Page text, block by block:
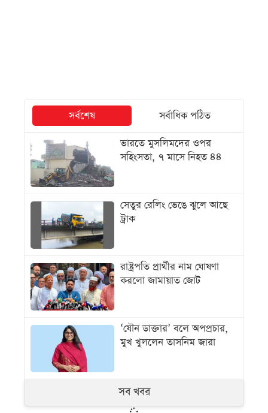
সর্বশেষ
সর্বাধিক পঠিত
ভারতে মুসলিমদের ওপর
সহিংসতা, ৭ মাসে নিহত ৪৪
সেতুর রেলিং ভেঙে ঝুলে আছে
ট্রাক
রাষ্ট্রপতি প্রার্থীর নাম ঘোষণা
করলো জামায়াত জোট
‘যৌন ডাক্তার’ বলে অপপ্রচার,
মুখ খুললেন তাসনিম জারা
সব খবর